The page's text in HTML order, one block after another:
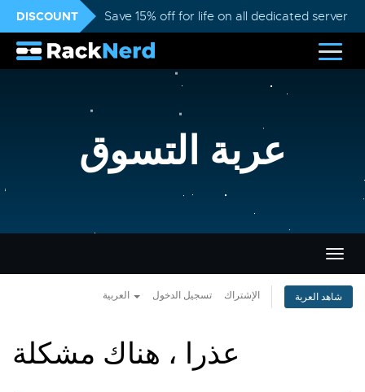
DISCOUNT Save 15% off for life on all dedicated servers
عربة التسوق
تبديل
التنقل
تسجيل الدخول الإشتراك شاهد العربة
عذرا ، هناك مشكلة